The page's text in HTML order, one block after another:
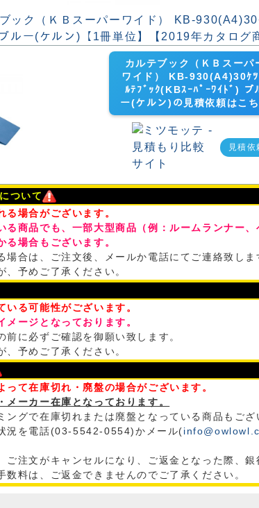
カルテブック（ＫＢスーパ
ワイド） KB-930(A4)30ｹ
ﾙﾃﾌﾞｯｸ(KBｽｰﾊﾟｰﾜｲﾄﾞ) ブ
ー(ケルン)の見積依頼はこ
見積依
ついて
場合がございます。
る商品でも、一部大型商品（例：ルームランナー
場合もございます。
場合は、ご注文後、メールか電話にてご連絡致しま
、予めご了承ください。
る可能性がございます。
ージとなっております。
前に必ずご確認を御願い致します。
、予めご了承ください。
て在庫切れ・廃盤の場合がございます。
メーカー在庫となっております。
ングで在庫切れまたは廃盤となっている商品もござ
況を電話(03-5542-0554)かメール(
ご注文がキャンセルになり、ご返金となった際、銀
数料は、ご返金できませんのでご了承ください。